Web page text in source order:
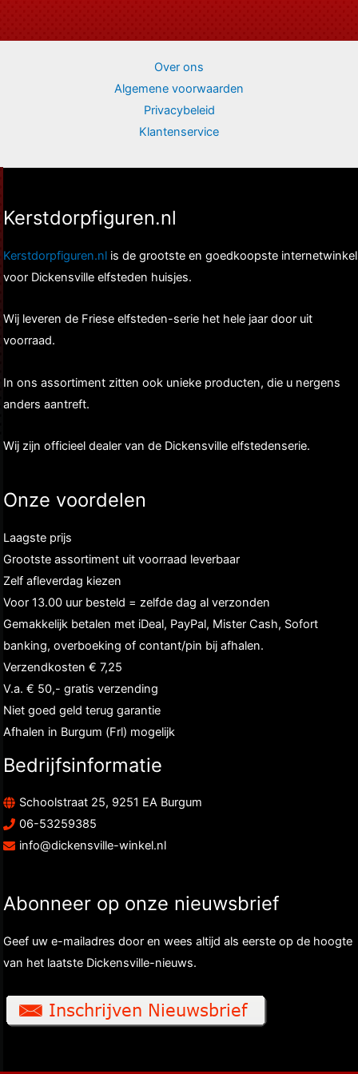
Over ons
Algemene voorwaarden
Privacybeleid
Klantenservice
Kerstdorpfiguren.nl
Kerstdorpfiguren.nl is de grootste en goedkoopste internetwinkel
voor Dickensville elfsteden huisjes.
Wij leveren de Friese elfsteden-serie het hele jaar door uit
voorraad.
In ons assortiment zitten ook unieke producten, die u nergens
anders aantreft.
Wij zijn officieel dealer van de Dickensville elfstedenserie.
Onze voordelen
Laagste prijs
Grootste assortiment uit voorraad leverbaar
Zelf afleverdag kiezen
Voor 13.00 uur besteld = zelfde dag al verzonden
Gemakkelijk betalen met iDeal, PayPal, Mister Cash, Sofort
banking, overboeking of contant/pin bij afhalen.
Verzendkosten € 7,25
V.a. € 50,- gratis verzending
Niet goed geld terug garantie
Afhalen in Burgum (Frl) mogelijk
Bedrijfsinformatie
Schoolstraat 25, 9251 EA Burgum
06-53259385
info@dickensville-winkel.nl
Abonneer op onze nieuwsbrief
Geef uw e-mailadres door en wees altijd als eerste op de hoogte
van het laatste Dickensville-nieuws.